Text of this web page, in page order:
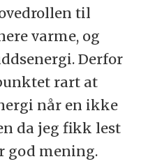
til
varme, og
Derfor
rart at
når en ikke
da jeg fikk lest
god mening.